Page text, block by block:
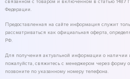
связанном с товаром и включенном в статью 1487
Федерации.
Предоставленная на сайте информация служит
рассматриваться как официальная оферта,
РФ.
Для получения актуальной информации о наличии
пожалуйста, свяжитесь с менеджером через форму
позвоните по указанному номеру телефона.